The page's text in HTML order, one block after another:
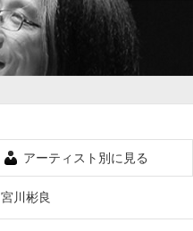
アーティスト別に見る
宮川彬良